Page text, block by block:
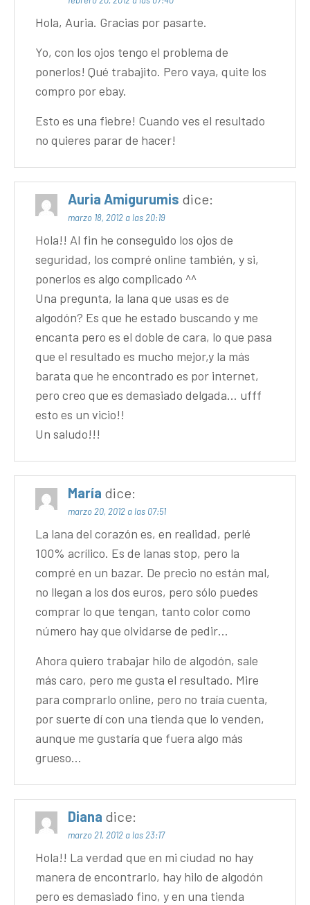
Hola, Auria. Gracias por pasarte.
Yo, con los ojos tengo el problema de
ponerlos! Qué trabajito. Pero vaya, quite los
compro por ebay.
Esto es una fiebre! Cuando ves el resultado
no quieres parar de hacer!
Auria Amigurumis dice:
marzo 18, 2012 a las 20:19
Hola!! Al fin he conseguido los ojos de
seguridad, los compré online también, y si,
ponerlos es algo complicado ^^
Una pregunta, la lana que usas es de
algodón? Es que he estado buscando y me
encanta pero es el doble de cara, lo que pasa
que el resultado es mucho mejor,y la más
barata que he encontrado es por internet,
pero creo que es demasiado delgada… ufff
esto es un vicio!!
Un saludo!!!
María dice:
marzo 20, 2012 a las 07:51
La lana del corazón es, en realidad, perlé
100% acrílico. Es de lanas stop, pero la
compré en un bazar. De precio no están mal,
no llegan a los dos euros, pero sólo puedes
comprar lo que tengan, tanto color como
número hay que olvidarse de pedir…
Ahora quiero trabajar hilo de algodón, sale
más caro, pero me gusta el resultado. Mire
para comprarlo online, pero no traía cuenta,
por suerte dí con una tienda que lo venden,
aunque me gustaría que fuera algo más
grueso…
Diana dice:
marzo 21, 2012 a las 23:17
Hola!! La verdad que en mi ciudad no hay
manera de encontrarlo, hay hilo de algodón
pero es demasiado fino, y en una tienda